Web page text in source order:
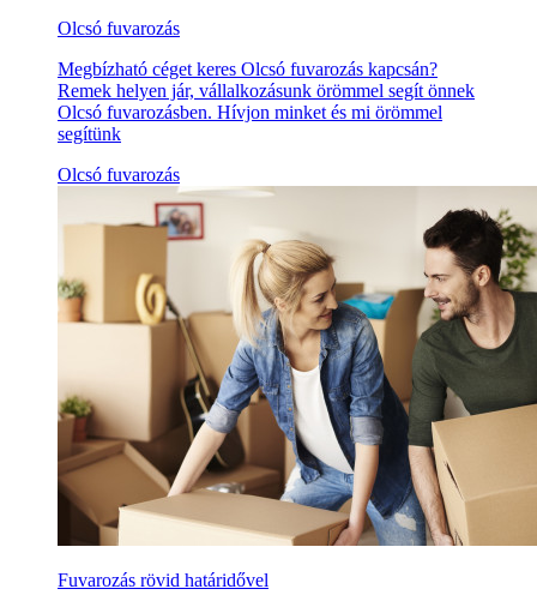
Olcsó fuvarozás
Megbízható céget keres Olcsó fuvarozás kapcsán?
Remek helyen jár, vállalkozásunk örömmel segít önnek
Olcsó fuvarozásben. Hívjon minket és mi örömmel
segítünk
Olcsó fuvarozás
Fuvarozás rövid határidővel